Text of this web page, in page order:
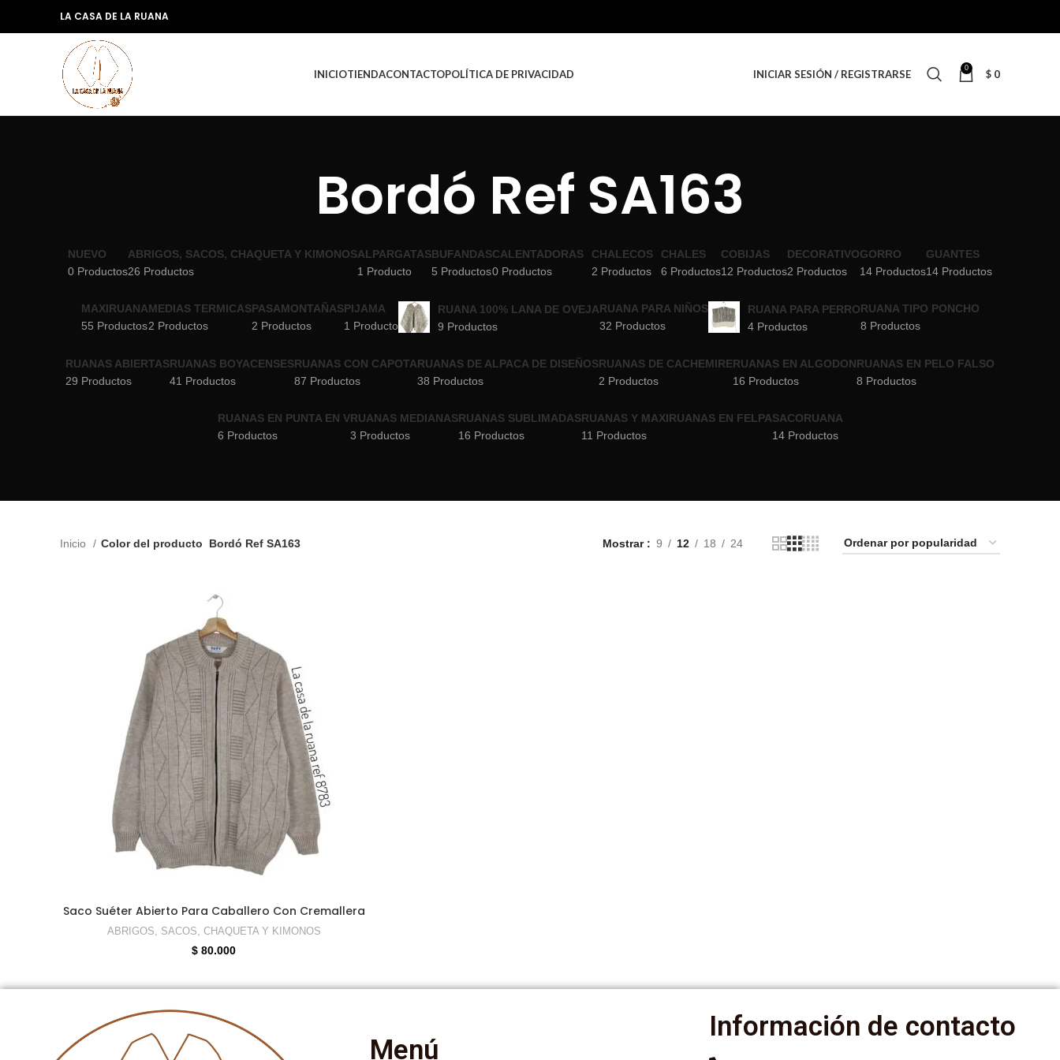
LA CASA DE LA RUANA
INICIOTIENDACONTACTOPOLÍTICA DE PRIVACIDAD INICIAR SESIÓN / REGISTRARSE 0 $ 0
Bordó Ref SA163
NUEVO
0 Productos
ABRIGOS, SACOS, CHAQUETA Y KIMONOS
26 Productos
ALPARGATAS
1 Producto
BUFANDAS
5 Productos
CALENTADORAS
0 Productos
CHALECOS
2 Productos
CHALES
6 Productos
COBIJAS
12 Productos
DECORATIVO
2 Productos
GORRO
14 Productos
GUANTES
14 Productos
MAXIRUANA
55 Productos
MEDIAS TERMICAS
2 Productos
PASAMONTAÑAS
2 Productos
PIJAMA
1 Producto
RUANA 100% LANA DE OVEJA
9 Productos
RUANA PARA NIÑOS
32 Productos
RUANA PARA PERRO
4 Productos
RUANA TIPO PONCHO
8 Productos
RUANAS ABIERTAS
29 Productos
RUANAS BOYACENSES
41 Productos
RUANAS CON CAPOTA
87 Productos
RUANAS DE ALPACA DE DISEÑOS
38 Productos
RUANAS DE CACHEMIRE
2 Productos
RUANAS EN ALGODON
16 Productos
RUANAS EN PELO FALSO
8 Productos
RUANAS EN PUNTA EN V
6 Productos
RUANAS MEDIANAS
3 Productos
RUANAS SUBLIMADAS
16 Productos
RUANAS Y MAXIRUANAS EN FELPA
11 Productos
SACORUANA
14 Productos
Inicio Color del producto Bordó Ref SA163 Mostrar 9 12 18 24
SELECCIONAR OPCIONES
Saco Suéter Abierto Para Caballero Con Cremallera
ABRIGOS, SACOS, CHAQUETA Y KIMONOS
$ 80.000
Menú
Información de contacto